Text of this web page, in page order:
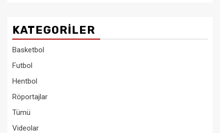
KATEGORILER
Basketbol
Futbol
Hentbol
Röportajlar
Tümü
Videolar